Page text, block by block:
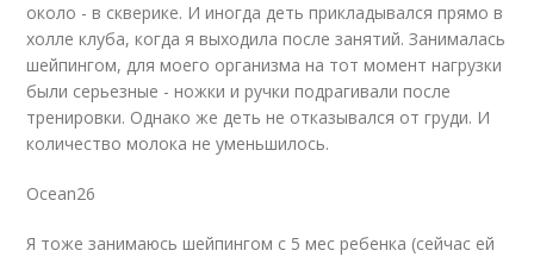
около - в скверике. И иногда деть прикладывался прямо в
холле клуба, когда я выходила после занятий. Занималась
шейпингом, для моего организма на тот момент нагрузки
были серьезные - ножки и ручки подрагивали после
тренировки. Однако же деть не отказывался от груди. И
количество молока не уменьшилось.
Ocean26
Я тоже занимаюсь шейпингом с 5 мес ребенка (сейчас ей